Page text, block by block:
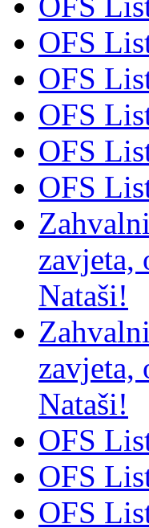
OFS
OFS
OFS
OFS
OFS
zavjeta,
Nataši!
zavjeta,
Nataši!
OFS
OFS
OFS